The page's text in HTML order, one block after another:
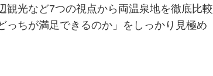
観光など7つの視点から両温泉地を徹底比較
っちが満足できるのか」をしっかり見極め